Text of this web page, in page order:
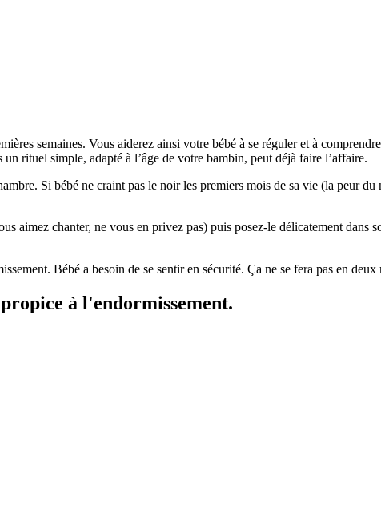
semaines. Vous aiderez ainsi votre bébé à se réguler et à
rituel simple, adapté à l’âge de votre bambin, peut déjà faire l’affaire.
Si bébé ne craint pas le noir les premiers mois de sa vie (la peur
aimez chanter, ne vous en privez pas) puis posez-le délicatement
Bébé a besoin de se sentir en sécurité. Ça ne se fera pas en
à l'endormissement.